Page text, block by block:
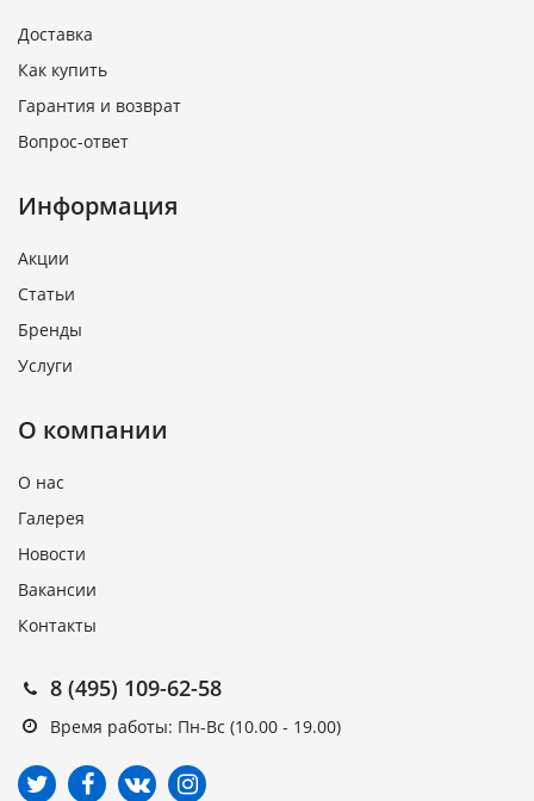
Доставка
Как купить
Гарантия и возврат
Вопрос-ответ
Информация
Акции
Статьи
Бренды
Услуги
О компании
О нас
Галерея
Новости
Вакансии
Контакты
8 (495) 109-62-58
Время работы: Пн-Вс (10.00 - 19.00)